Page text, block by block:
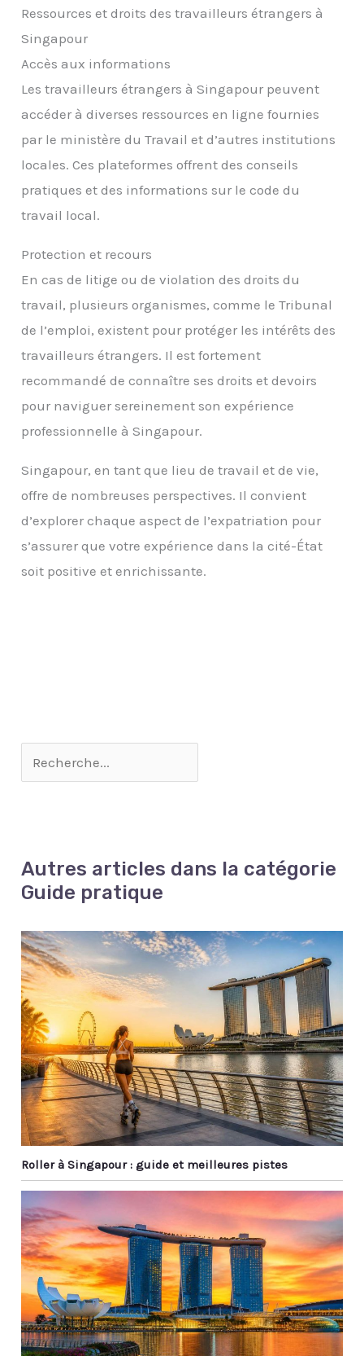
Ressources et droits des travailleurs étrangers à
Singapour
Accès aux informations
Les travailleurs étrangers à Singapour peuvent
accéder à diverses ressources en ligne fournies
par le ministère du Travail et d’autres institutions
locales. Ces plateformes offrent des conseils
pratiques et des informations sur le code du
travail local.
Protection et recours
En cas de litige ou de violation des droits du
travail, plusieurs organismes, comme le Tribunal
de l’emploi, existent pour protéger les intérêts des
travailleurs étrangers. Il est fortement
recommandé de connaître ses droits et devoirs
pour naviguer sereinement son expérience
professionnelle à Singapour.
Singapour, en tant que lieu de travail et de vie,
offre de nombreuses perspectives. Il convient
d’explorer chaque aspect de l’expatriation pour
s’assurer que votre expérience dans la cité-État
soit positive et enrichissante.
Autres articles dans la catégorie
Guide pratique
Roller à Singapour : guide et meilleures pistes